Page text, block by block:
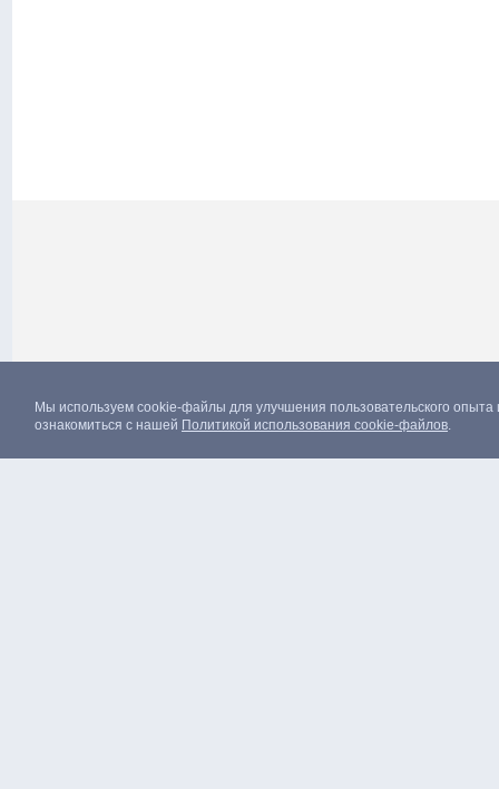
© 2004–2026 ПАО "Россети Северо-Запад"
Контактная информация
Карта
Мы используем cookie-файлы для улучшения пользовательского
ознакомиться с нашей Политикой использования cookie-файлов